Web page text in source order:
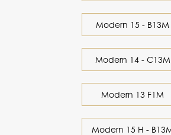
Modern 15 - B13M
Modern 14 - C13M
Modern 13 F1M
Modern 15 H -